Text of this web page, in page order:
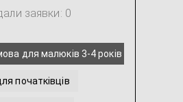
заявки: 0
для малюків 3-4 років
початківців